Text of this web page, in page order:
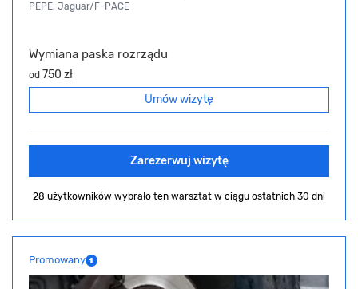
PEPE, Jaguar/F-PACE
Wymiana paska rozrządu
od 750 zł
Umów wizytę
Zarezerwuj wizytę
28 użytkowników wybrało ten warsztat w ciągu ostatnich 30 dni
Promowany